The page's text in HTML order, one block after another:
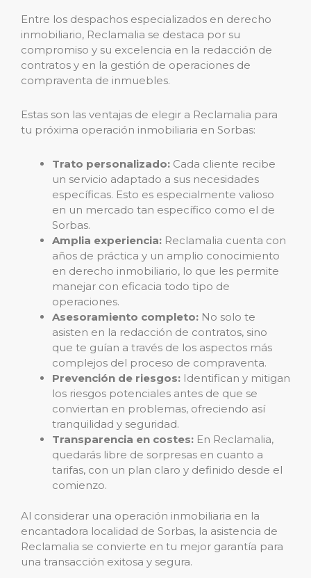
Entre los despachos especializados en derecho
inmobiliario, Reclamalia se destaca por su
compromiso y su excelencia en la redacción de
contratos y en la gestión de operaciones de
compraventa de inmuebles.
Estas son las ventajas de elegir a Reclamalia para
tu próxima operación inmobiliaria en Sorbas:
Trato personalizado: Cada cliente recibe
un servicio adaptado a sus necesidades
específicas. Esto es especialmente valioso
en un mercado tan específico como el de
Sorbas.
Amplia experiencia: Reclamalia cuenta con
años de práctica y un amplio conocimiento
en derecho inmobiliario, lo que les permite
manejar con eficacia todo tipo de
operaciones.
Asesoramiento completo: No solo te
asisten en la redacción de contratos, sino
que te guían a través de los aspectos más
complejos del proceso de compraventa.
Prevención de riesgos: Identifican y mitigan
los riesgos potenciales antes de que se
conviertan en problemas, ofreciendo así
tranquilidad y seguridad.
Transparencia en costes: En Reclamalia,
quedarás libre de sorpresas en cuanto a
tarifas, con un plan claro y definido desde el
comienzo.
Al considerar una operación inmobiliaria en la
encantadora localidad de Sorbas, la asistencia de
Reclamalia se convierte en tu mejor garantía para
una transacción exitosa y segura.